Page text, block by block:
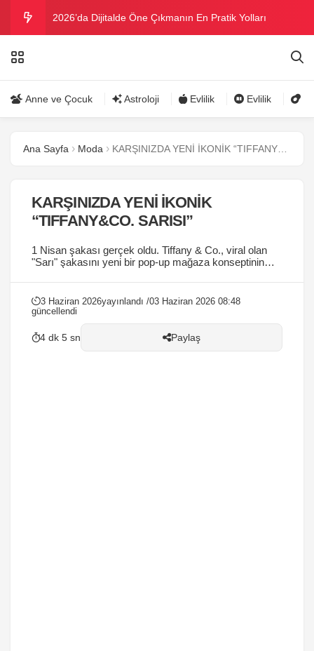
2026’da Dijitalde Öne Çıkmanın En Pratik Yolları
Danla Bilic ile Reynmen Miami’de tatilde
Anne ve Çocuk Astroloji Evlilik Evlilik
Ana Sayfa Moda
KARŞINIZDA YENİ İKONİK
“TIFFANY&CO. SARISI”
1 Nisan şakası gerçek oldu. Tiffany & Co., viral olan
"Sarı" şakasını yeni bir pop-up mağaza konseptinin
3 Haziran 2026yayınlandı /03 Haziran 2026 08:48
güncellendi
4 dk 5 sn Paylaş